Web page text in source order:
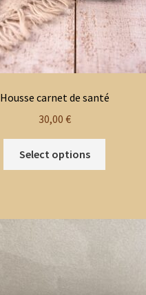
Housse carnet de santé
30,00 €
Select options